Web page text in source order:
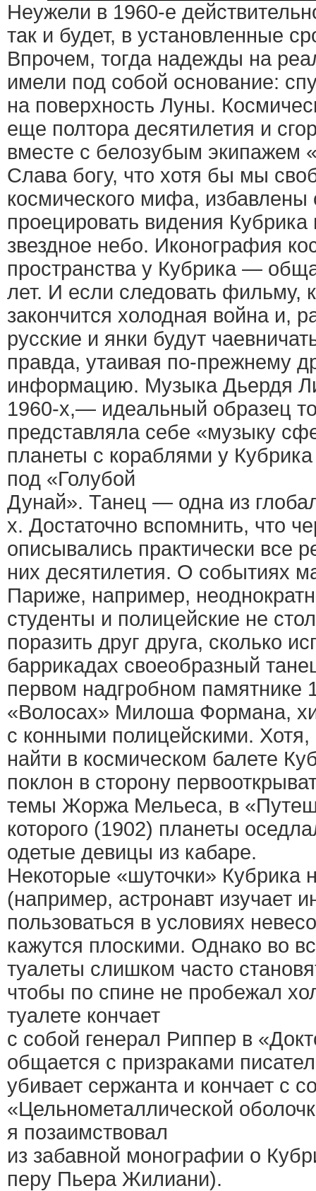
Неужели в 1960-е
так и будет, в установленные
Впрочем, тогда надежды на
имели под собой основание:
на поверхность Луны.
еще полтора десятилетия и
вместе с белозубым экипажем
Слава богу, что хотя бы мы
космического мифа, избавлены
проецировать видения
звездное небо. Иконография
пространства у Кубрика —
лет. И если следовать фильму,
закончится холодная война и,
русские и янки будут
правда, утаивая по-прежнему
информацию. Музыка Дьердя
1960-х,— идеальный образец
представляла себе «музыку
планеты с кораблями у
под «Голубой
Дунай». Танец — одна из
х. Достаточно вспомнить, что
описывались практически все
них десятилетия. О событиях
Париже, например,
студенты и полицейские не
поразить друг друга, сколько
баррикадах своеобразный
первом надгробном памятнике
«Волосах» Милоша Формана,
с конными полицейскими.
найти в космическом балете
поклон в сторону
темы Жоржа Мельеса, в
которого (1902) планеты
одетые девицы из кабаре.
Некоторые «шуточки» Кубрика
(например, астронавт изучает
пользоваться в условиях
кажутся плоскими. Однако во
туалеты слишком часто
чтобы по спине не пробежал
туалете кончает
с собой генерал Риппер в
общается с призраками
убивает сержанта и кончает с
«Цельнометаллической
я позаимствовал
из забавной монографии о
перу Пьера Жилиани).